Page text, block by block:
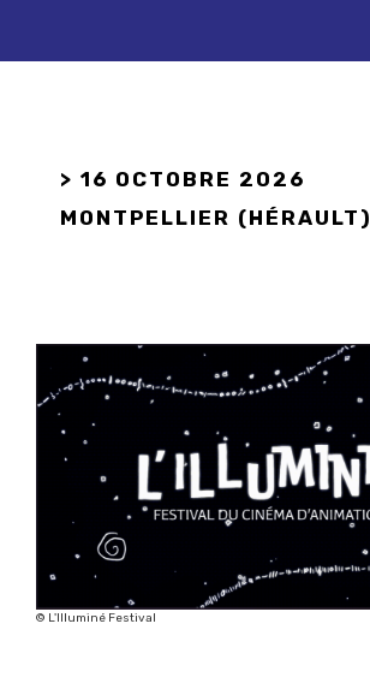
> 16 OCTOBRE 2026
MONTPELLIER (HÉRAULT)
© L'Illuminé Festival